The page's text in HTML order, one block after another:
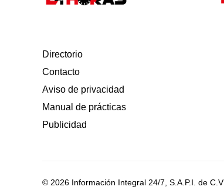
Directorio
Contacto
Aviso de privacidad
Manual de prácticas
Publicidad
© 2026 Información Integral 24/7, S.A.P.I. de C.V